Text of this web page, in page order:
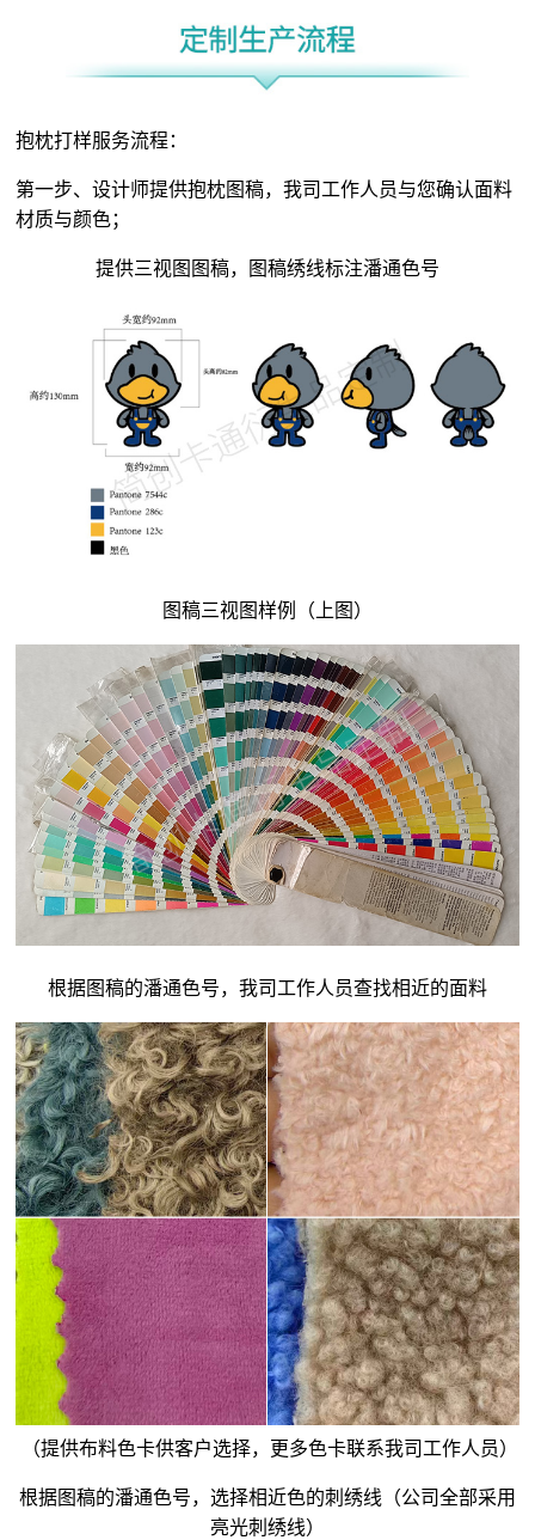
抱枕打样服务流程：
第一步、设计师提供抱枕图稿，我司工作人员与您确认面料
材质与颜色；
提供三视图图稿，图稿绣线标注潘通色号
图稿三视图样例（上图）
根据图稿的潘通色号，我司工作人员查找相近的面料
（提供布料色卡供客户选择，更多色卡联系我司工作人员）
根据图稿的潘通色号，选择相近色的刺绣线（公司全部采用
亮光刺绣线）